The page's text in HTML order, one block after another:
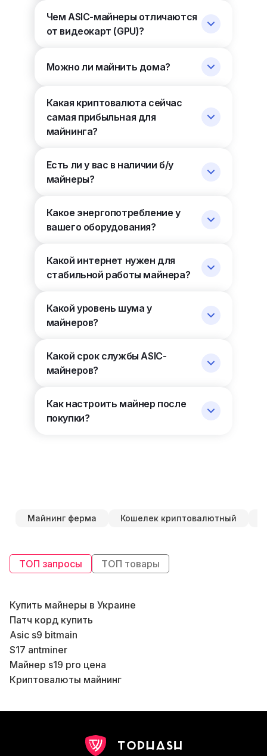
Чем ASIC-майнеры отличаются
от видеокарт (GPU)?
Можно ли майнить дома?
Какая криптовалюта сейчас
самая прибыльная для
майнинга?
Есть ли у вас в наличии б/у
майнеры?
Какое энергопотребление у
вашего оборудования?
Какой интернет нужен для
стабильной работы майнера?
Какой уровень шума у
майнеров?
Какой срок службы ASIC-
майнеров?
Как настроить майнер после
покупки?
Майнинг ферма Кошелек криптовалютный
ТОП запросы ТОП товары
Купить майнеры в Украине
Патч корд купить
Asic s9 bitmain
S17 antminer
Майнер s19 pro цена
Криптовалюты майнинг
Antminer t17 купить
Bitmain antminer s15 цена